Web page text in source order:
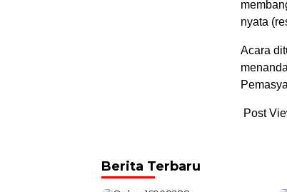
nyata
Acara
Post
Berita Terbaru